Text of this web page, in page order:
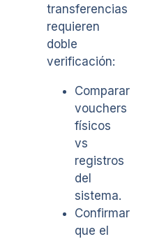
transferencias
requieren
doble
verificación:
Comparar
vouchers
físicos
vs
registros
del
sistema.
Confirmar
que el